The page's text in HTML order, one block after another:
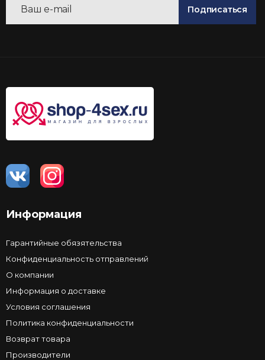
Подписаться
Информация
Гарантийные обязятельства
Конфиденциальность отправлений
О компании
Информация о доставке
Условия соглашения
Политика конфиденциальности
Возврат товара
Производители